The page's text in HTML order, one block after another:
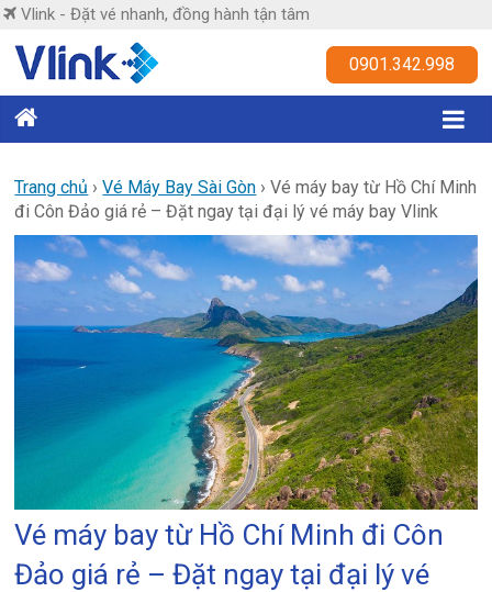
Skip
content
Vlink - Đặt vé nhanh, đồng hành tận tâm
Vlink
nhanh,
đồng
hành
tận
0901.342.998
Trang chủ ›Vé Máy Bay Sài Gòn ›Vé máy bay từ Hồ Chí Minh
đi Côn Đảo giá rẻ – Đặt ngay tại đại lý vé máy bay Vlink
Vé máy bay từ Hồ Chí Minh đi Côn
Đảo giá rẻ – Đặt ngay tại đại lý vé